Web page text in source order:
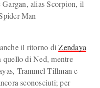
alias Scorpion, il
Man
il ritorno diZendaya
quello di Ned, mentre
Trammel Tillman e
sconosciuti; per